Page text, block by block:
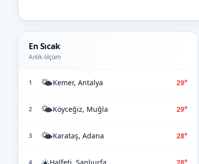
En Sıcak
Anlık ölçüm
1 🌤️Kemer, Antalya 29°
2 🌤️Köyceğiz, Muğla 29°
3 🌤️Karataş, Adana 28°
4